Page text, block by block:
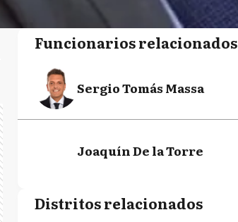
Funcionarios relacionados
Sergio Tomás Massa
Joaquín De la Torre
Distritos relacionados